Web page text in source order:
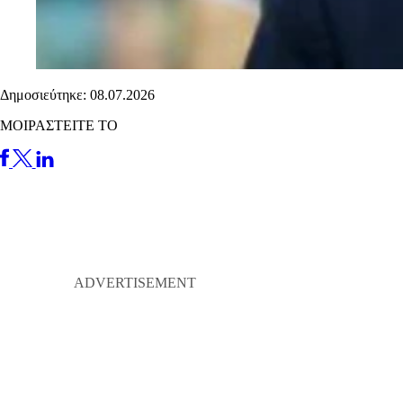
Δημοσιεύτηκε: 08.07.2026
ΜΟΙΡΑΣΤΕΙΤΕ ΤΟ